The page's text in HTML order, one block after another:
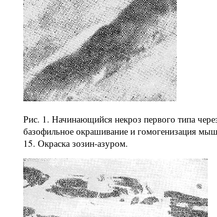
Рис. 1. Начинающийся некроз первого типа
базофильное окрашивание и гомогенизация
15. Окраска зозин-азуром.